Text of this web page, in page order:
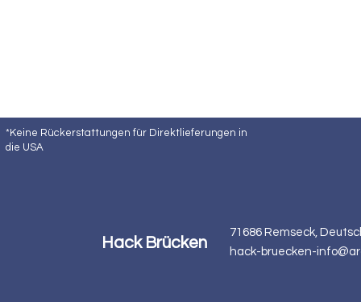
*Keine Rückerstattungen für Direktlieferungen in
die USA
Hack Brücken
71686 Remseck,
hack-bruecken-